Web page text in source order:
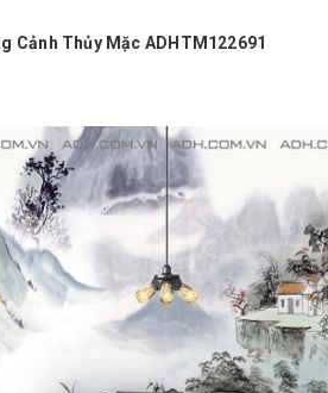
Cảnh Thủy Mặc ADHTM122691